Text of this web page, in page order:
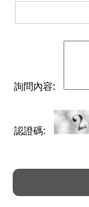
詢問內容:
認證碼: